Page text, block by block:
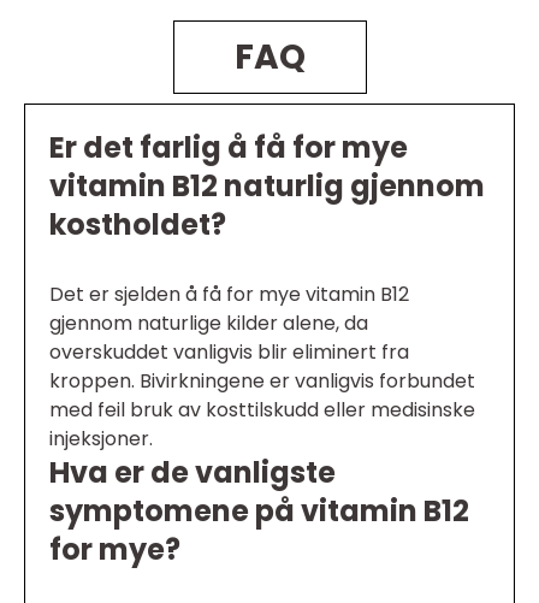
FAQ
Er det farlig å få for mye
vitamin B12 naturlig gjennom
kostholdet?
Det er sjelden å få for mye vitamin B12
gjennom naturlige kilder alene, da
overskuddet vanligvis blir eliminert fra
kroppen. Bivirkningene er vanligvis forbundet
med feil bruk av kosttilskudd eller medisinske
injeksjoner.
Hva er de vanligste
symptomene på vitamin B12
for mye?